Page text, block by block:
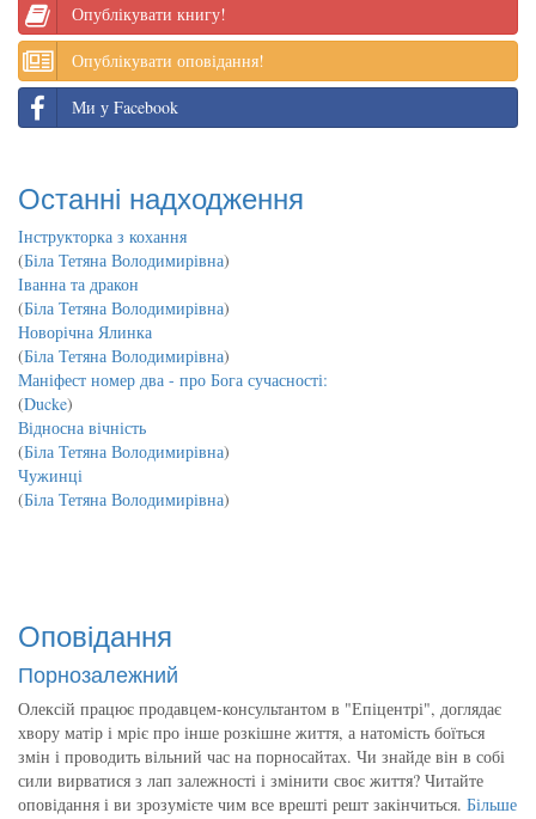
Опублікувати книгу!
Опублікувати оповідання!
Ми у Facebook
Останні надходження
Інструкторка з кохання
(Біла Тетяна Володимирівна)
Іванна та дракон
(Біла Тетяна Володимирівна)
Новорічна Ялинка
(Біла Тетяна Володимирівна)
Маніфест номер два - про Бога сучасності:
(Ducke)
Відносна вічність
(Біла Тетяна Володимирівна)
Чужинці
(Біла Тетяна Володимирівна)
Оповідання
Порнозалежний
Олексій працює продавцем-консультантом в "Епіцентрі", доглядає
хвору матір і мріє про інше розкішне життя, а натомість боїться
змін і проводить вільний час на порносайтах. Чи знайде він в собі
сили вирватися з лап залежності і змінити своє життя? Читайте
оповідання і ви зрозумієте чим все врешті решт закінчиться. Більше